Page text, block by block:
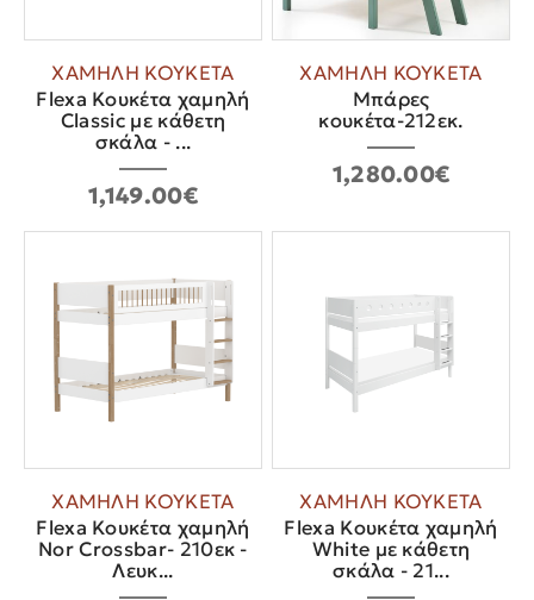
ΧΑΜΗΛΗ ΚΟΥΚΕΤΑ
Flexa Κουκέτα χαμηλή
Classic με κάθετη
σκάλα - ...
1,149.00€
ΧΑΜΗΛΗ ΚΟΥΚΕΤΑ
Μπάρες
κουκέτα-212εκ.
1,280.00€
ΧΑΜΗΛΗ ΚΟΥΚΕΤΑ
Flexa Κουκέτα χαμηλή
Nor Crossbar- 210εκ -
Λευκ...
ΧΑΜΗΛΗ ΚΟΥΚΕΤΑ
Flexa Κουκέτα χαμηλή
White με κάθετη
σκάλα - 21...